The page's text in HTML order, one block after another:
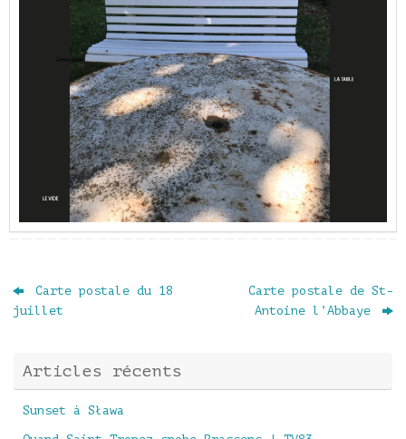
Carte postale du 18
juillet
Carte postale de St-
Antoine l’Abbaye
Articles récents
Sunset à Sława